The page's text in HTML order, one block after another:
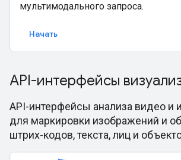
мультимодального запроса.
Начать
API-интерфейсы
API-интерфейсы анализа видео и
для маркировки изображений и
штрих-кодов, текста, лиц и